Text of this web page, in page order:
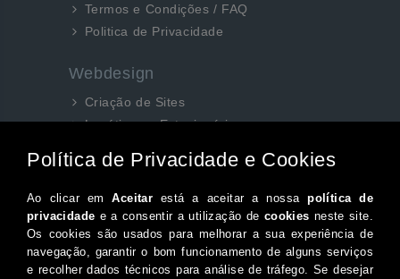
Termos e Condições / FAQ
Politica de Privacidade
Webdesign
Criação de Sites
Logótipos e Estacionários
Facebook
Instagram
Twitter